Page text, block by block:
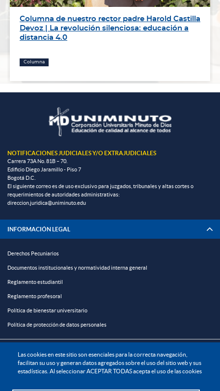
Las cookies en este sitio son esenciales para la correcta navegación,
facilitan su uso y generan datos agregados sobre el uso del sitio web y sus
estadísticas. Al seleccionar ACEPTAR TODAS acepta el uso de las cookies
Columna de nuestro rector padre Harold Castilla
Devoz | La revolución silenciosa: educación a
distancia 4.0
Columna
NOTIFICACIONES JUDICIALES Y/O EXTRAJUDICIALES
Carrera 73A No. 81B – 70.
Edificio Diego Jaramillo - Piso 7
Bogotá D.C.
El siguiente correo es de uso exclusivo para juzgados, tribunales y altas cortes o
requerimientos de autoridades administrativas:
direccion.juridica@uniminuto.edu
INFORMACIÓN LEGAL
Derechos Pecuniarios
Documentos institucionales y normatividad interna general
Reglamento estudiantil
Reglamento profesoral
Política de bienestar universitario
Política de protección de datos personales
¡CONÉCTATE CON LA INSTITUCIÓN!